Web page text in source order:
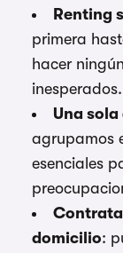
Renting
primera
hacer
inesperados.
Una
agrupamos
esenciales
domicilio: